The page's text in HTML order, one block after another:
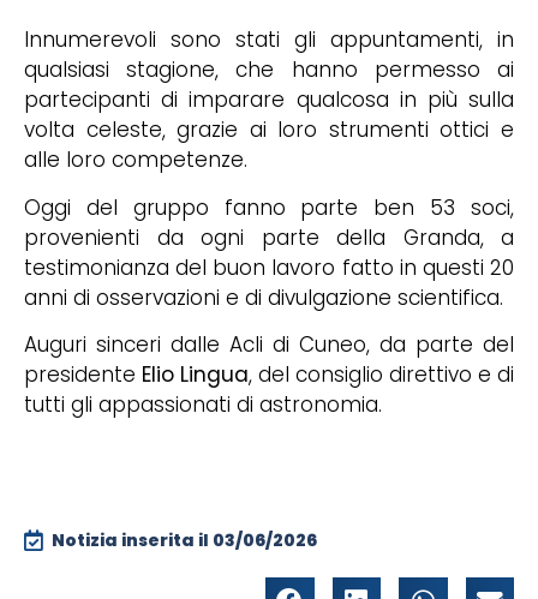
Innumerevoli sono stati gli appuntamenti, in
qualsiasi stagione, che hanno permesso ai
partecipanti di imparare qualcosa in più sulla
volta celeste, grazie ai loro strumenti ottici e
alle loro competenze.
Oggi del gruppo fanno parte ben 53 soci,
provenienti da ogni parte della Granda, a
testimonianza del buon lavoro fatto in questi 20
anni di osservazioni e di divulgazione scientifica.
Auguri sinceri dalle Acli di Cuneo, da parte del
presidente Elio Lingua, del consiglio direttivo e di
tutti gli appassionati di astronomia.
Notizia inserita il 03/06/2026